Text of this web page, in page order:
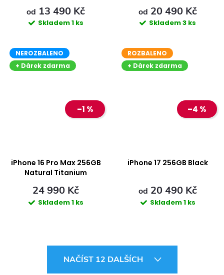
od 13 490 Kč
Skladem1 ks
od 20 490 Kč
Skladem3 ks
NEROZBALENO
+ Dárek zdarma
–1 %
iPhone 16 Pro Max 256GB
Natural Titanium
24 990 Kč
Skladem1 ks
ROZBALENO
+ Dárek zdarma
–4 %
iPhone 17 256GB Black
od 20 490 Kč
Skladem1 ks
NAČÍST 12 DALŠÍCH